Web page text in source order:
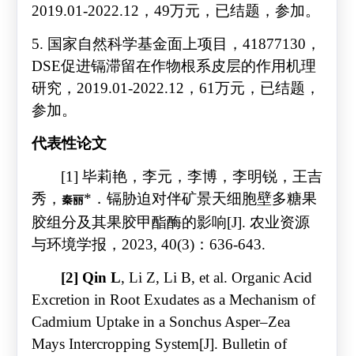
2019.01-2022.12 ， 49万元，已结题，参加。
5. 国家自然科学基金面上项目， 41877130 ，
DSE促进镉滞留在作物根系皮层的作用机理
研究， 2019.01-2022.12 ， 61万元，已结题，
参加。
代表性论文
[1] 毕莉艳，李元，李博，李明锐，王吉
秀， 秦丽* ．镉胁迫对伴矿景天细胞壁多糖果
胶组分及其果胶甲酯酶的影响[J]. 农业资源
与环境学报， 2023, 40(3)： 636-643.
[2] Qin L, Li Z, Li B, et al. Organic Acid
Excretion in Root Exudates as a Mechanism of
Cadmium Uptake in a Sonchus Asper–Zea
Mays Intercropping System[J]. Bulletin of